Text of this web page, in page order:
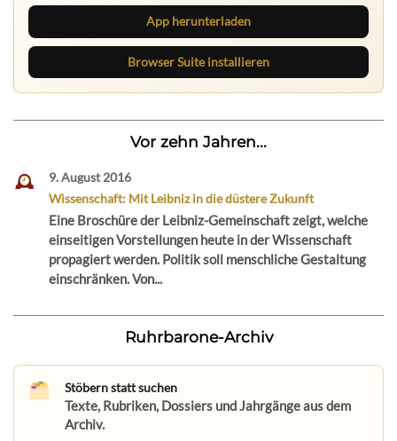
App herunterladen
Browser Suite installieren
Vor zehn Jahren...
9. August 2016
Wissenschaft: Mit Leibniz in die düstere Zukunft
Eine Broschüre der Leibniz-Gemeinschaft zeigt, welche
einseitigen Vorstellungen heute in der Wissenschaft
propagiert werden. Politik soll menschliche Gestaltung
einschränken. Von...
Ruhrbarone-Archiv
Stöbern statt suchen
Texte, Rubriken, Dossiers und Jahrgänge aus dem
Archiv.